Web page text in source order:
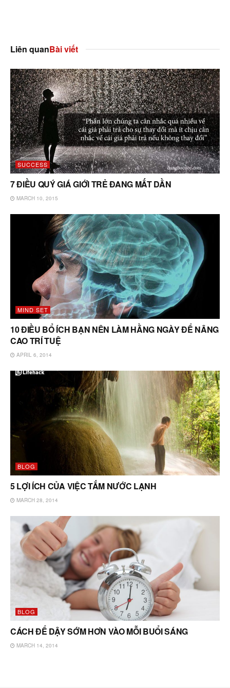
Liên quanBài viết
SUCCESS
7 ĐIỀU QUÝ GIÁ GIỚI TRẺ ĐANG MẤT DẦN
MARCH 10, 2015
MIND SET
10 ĐIỀU BỔ ÍCH BẠN NÊN LÀM HẰNG NGÀY ĐỂ NÂNG
CAO TRÍ TUỆ
APRIL 6, 2014
BLOG
5 LỢI ÍCH CỦA VIỆC TẮM NƯỚC LẠNH
MARCH 28, 2014
BLOG
CÁCH ĐỂ DẬY SỚM HƠN VÀO MỖI BUỔI SÁNG
MARCH 14, 2014